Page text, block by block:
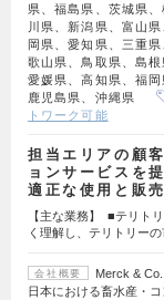
県、福島県、茨城県
川県、新潟県、富山
岡県、愛知県、三重
歌山県、鳥取県、島
愛媛県、高知県、福
鹿児島県、沖縄県
トワーク可能
担当エリアの顧
ョンサービスを
適正な使用と販
【主な業務】 ■テリト
く理解し、テリトリー
会社概要
Merck &
日本における畜水産・コ